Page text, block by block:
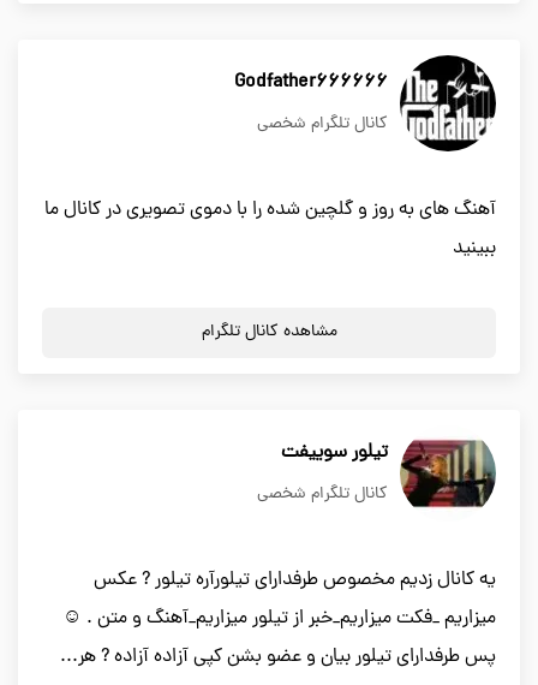
Godfather666666
کانال تلگرام شخصی
آهنگ های به روز و گلچین شده را با دموی تصویری در کانال ما
ببینید
مشاهده کانال تلگرام
تیلور سوییفت
کانال تلگرام شخصی
یه کانال زدیم مخصوص طرفدارای تیلورآره تیلور ? عکس
میزاریم _فکت میزاریم_خبر از تیلور میزاریم_آهنگ و متن . ☺
پس طرفدارای تیلور بیان و عضو بشن کپی آزاده آزاده ? هر...